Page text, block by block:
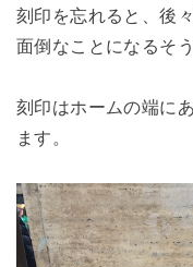
刻印を忘れると、後
面倒なことになるそ
刻印はホームの端に
ます。